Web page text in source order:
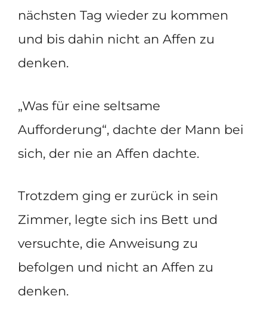
nächsten Tag wieder zu kommen
und bis dahin nicht an Affen zu
denken.
„Was für eine seltsame
Aufforderung“, dachte der Mann bei
sich, der nie an Affen dachte.
Trotzdem ging er zurück in sein
Zimmer, legte sich ins Bett und
versuchte, die Anweisung zu
befolgen und nicht an Affen zu
denken.